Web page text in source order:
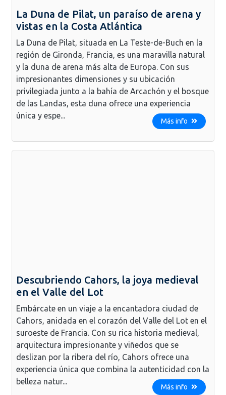
La Duna de Pilat, un paraíso de arena y
vistas en la Costa Atlántica
La Duna de Pilat, situada en La Teste-de-Buch en la
región de Gironda, Francia, es una maravilla natural
y la duna de arena más alta de Europa. Con sus
impresionantes dimensiones y su ubicación
privilegiada junto a la bahía de Arcachón y el bosque
de las Landas, esta duna ofrece una experiencia
única y espe...
Más info
Descubriendo Cahors, la joya medieval
en el Valle del Lot
Embárcate en un viaje a la encantadora ciudad de
Cahors, anidada en el corazón del Valle del Lot en el
suroeste de Francia. Con su rica historia medieval,
arquitectura impresionante y viñedos que se
deslizan por la ribera del río, Cahors ofrece una
experiencia única que combina la autenticidad con la
belleza natur...
Más info